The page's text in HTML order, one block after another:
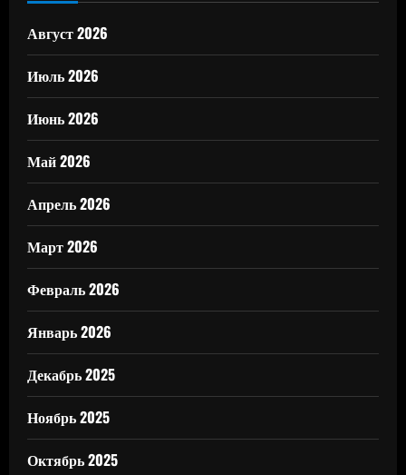
Август 2026
Июль 2026
Июнь 2026
Май 2026
Апрель 2026
Март 2026
Февраль 2026
Январь 2026
Декабрь 2025
Ноябрь 2025
Октябрь 2025